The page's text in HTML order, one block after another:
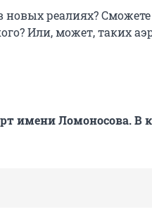
реалиях? Сможете
Или, может, таких
имени Ломоносова. В